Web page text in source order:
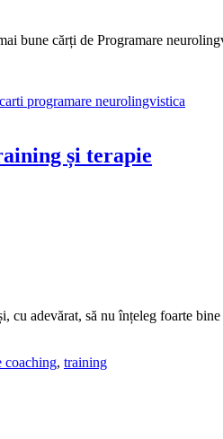
bune cărți de Programare
carti programare neurolingvistica
și terapie
adevărat, să nu înțeleg foarte
coaching, training